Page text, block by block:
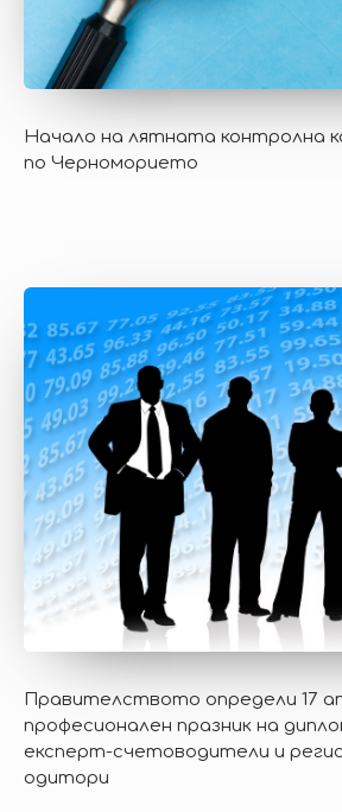
Начало на лятната контролна
по Черноморието
Правителството определи 17
професионален празник на
експерт-счетоводители и
одитори